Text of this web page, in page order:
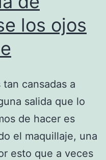
los ojos
cansadas a
salida que lo
de hacer es
el maquillaje, una
esto que a veces